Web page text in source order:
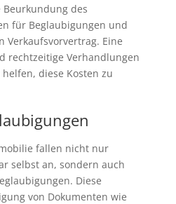
des
für Beglaubigungen und
Verkaufsvorvertrag. Eine
rechtzeitige Verhandlungen
diese Kosten zu
fallen nicht nur
selbst an, sondern auch
Diese
von Dokumenten wie